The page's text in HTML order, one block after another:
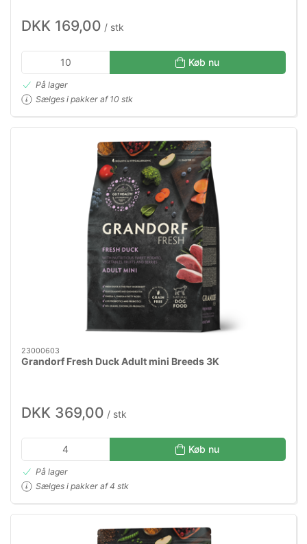
DKK 169,00 / stk
Køb nu
På lager
Sælges i pakker af 10 stk
23000603
Grandorf Fresh Duck Adult mini Breeds 3K
DKK 369,00 / stk
Køb nu
På lager
Sælges i pakker af 4 stk